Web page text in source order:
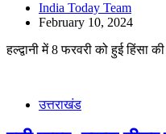
India Today Team
February 10, 2024
हल्द्वानी में 8 फरवरी को हुई
उत्तराखंड